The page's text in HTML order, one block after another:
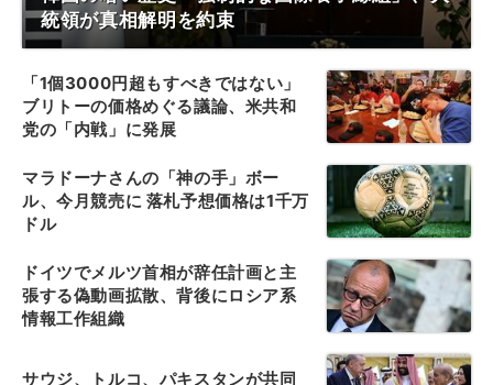
統領が真相解明を約束
「1個3000円超もすべきではない」
ブリトーの価格めぐる議論、米共和
党の「内戦」に発展
マラドーナさんの「神の手」ボー
ル、今月競売に 落札予想価格は1千万
ドル
ドイツでメルツ首相が辞任計画と主
張する偽動画拡散、背後にロシア系
情報工作組織
サウジ、トルコ、パキスタンが共同